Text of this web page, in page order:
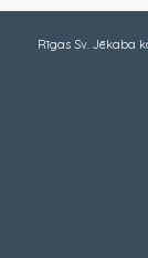
Rīgas Sv. Jēkaba